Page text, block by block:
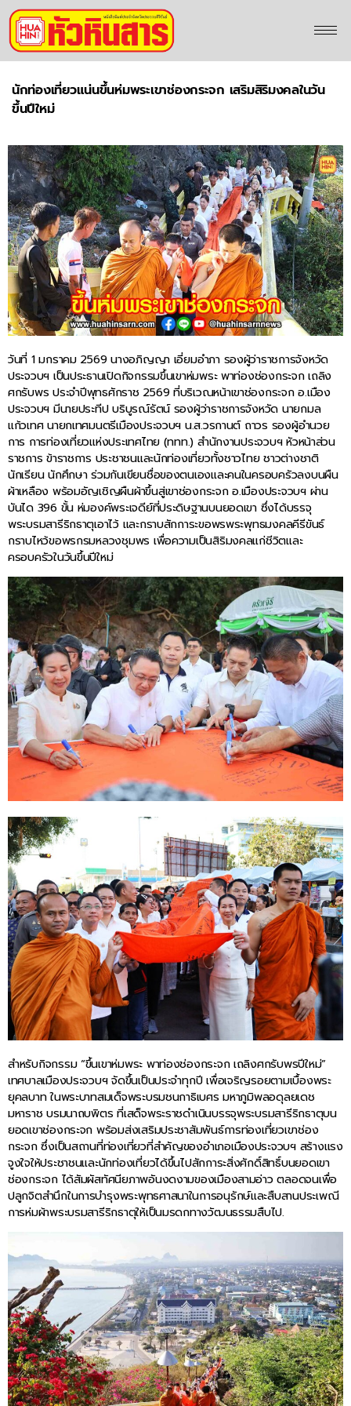
นักท่องเที่ยวแน่นขึ้นห่มพระเขาช่องกระจก เสริมสิริมงคลในวัน
ขึ้นปีใหม่
วันที่ 1 มกราคม 2569 นางอภิญญา เอี่ยมอำภา รองผู้ว่าราชการจังหวัด
ประจวบฯ เป็นประธานเปิดกิจกรรมขึ้นเขาห่มพระ พาท่องช่องกระจก เถลิง
ศกรับพร ประจำปีพุทธศักราช 2569 ที่บริเวณหน้าเขาช่องกระจก อ.เมือง
ประจวบฯ มีนายประทีป บริบูรณ์รัตน์ รองผู้ว่าราชการจังหวัด นายกมล
แก้วเทศ นายกเทศมนตรีเมืองประจวบฯ น.ส.วรกานต์ ถาวร รองผู้อำนวย
การ การท่องเที่ยวแห่งประเทศไทย (ททท.) สำนักงานประจวบฯ หัวหน้าส่วน
ราชการ ข้าราชการ ประชาชนและนักท่องเที่ยวทั้งชาวไทย ชาวต่างชาติ
นักเรียน นักศึกษา ร่วมกันเขียนชื่อของตนเองและคนในครอบครัวลงบนผืน
ผ้าเหลือง พร้อมอัญเชิญผืนผ้าขึ้นสู่เขาช่องกระจก อ.เมืองประจวบฯ ผ่าน
บันได 396 ขั้น ห่มองค์พระเจดีย์ที่ประดิษฐานบนยอดเขา ซึ่งได้บรรจุ
พระบรมสารีริกธาตุเอาไว้ และกราบสักการะขอพรพระพุทธมงคลคีรีขันธ์
กราบไหว้ขอพรกรมหลวงชุมพร เพื่อความเป็นสิริมงคลแก่ชีวิตและ
ครอบครัวในวันขึ้นปีใหม่
สำหรับกิจกรรม “ขึ้นเขาห่มพระ พาท่องช่องกระจก เถลิงศกรับพรปีใหม่”
เทศบาลเมืองประจวบฯ จัดขึ้นเป็นประจำทุกปี เพื่อเจริญรอยตามเบื้องพระ
ยุคลบาท ในพระบาทสมเด็จพระบรมชนกาธิเบศร มหาภูมิพลอดุลยเดช
มหาราช บรมนาถบพิตร ที่เสด็จพระราชดำเนินบรรจุพระบรมสารีริกธาตุบน
ยอดเขาช่องกระจก พร้อมส่งเสริมประชาสัมพันธ์การท่องเที่ยวเขาช่อง
กระจก ซึ่งเป็นสถานที่ท่องเที่ยวที่สำคัญของอำเภอเมืองประจวบฯ สร้างแรง
จูงใจให้ประชาชนและนักท่องเที่ยวได้ขึ้นไปสักการะสิ่งศักดิ์สิทธิ์บนยอดเขา
ช่องกระจก ได้สัมผัสทัศนียภาพอันงดงามของเมืองสามอ่าว ตลอดจนเพื่อ
ปลูกจิตสำนึกในการบำรุงพระพุทธศาสนาในการอนุรักษ์และสืบสานประเพณี
การห่มผ้าพระบรมสารีริกธาตุให้เป็นมรดกทางวัฒนธรรมสืบไป.